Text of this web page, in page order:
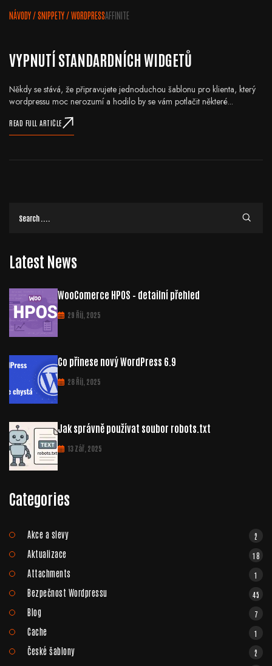
NÁVODY /SNIPPETY /WORDPRESSAFFINITE
VYPNUTÍ STANDARDNÍCH WIDGETŮ
Někdy se stává, že připravujete jednoduchou šablonu pro klienta, který
wordpressu moc nerozumí a hodilo by se vám potlačit některé...
READ FULL ARTICLE
Latest News
WooComerce HPOS – detailní přehled
29 Říj, 2025
Co přinese nový WordPress 6.9
28 Říj, 2025
Jak správně používat soubor robots.txt
13 Zář, 2025
Categories
Akce a slevy 2
Aktualizace 18
Attachments 1
Bezpečnost Wordpressu 45
Blog 7
Cache 1
České šablony 2